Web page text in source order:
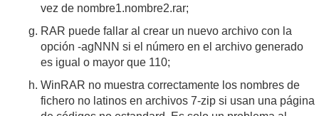
vez de nombre1.nombre2.rar;
RAR puede fallar al crear un nuevo archivo con la
opción -agNNN si el número en el archivo generado
es igual o mayor que 110;
WinRAR no muestra correctamente los nombres de
fichero no latinos en archivos 7-zip si usan una página